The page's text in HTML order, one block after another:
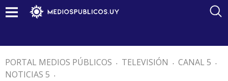
PORTAL MEDIOS PÚBLICOS . TELEVISIÓN . CANAL 5 .
NOTICIAS 5 .